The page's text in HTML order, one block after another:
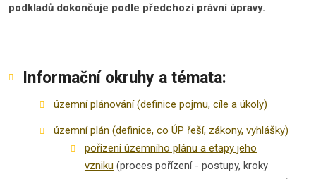
podkladů dokončuje podle předchozí právní úpravy.
Informační okruhy a témata:
územní plánování (definice pojmu, cíle a úkoly)
územní plán (definice, co ÚP řeší, zákony, vyhlášky)
pořízení územního plánu a etapy jeho
vzniku (proces pořízení - postupy, kroky